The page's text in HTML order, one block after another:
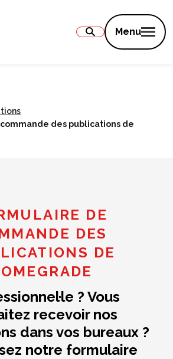
Menu
des publications de
DE
DES
DE
? Vous
recevoir nos
dans vos bureaux ?
notre formulaire